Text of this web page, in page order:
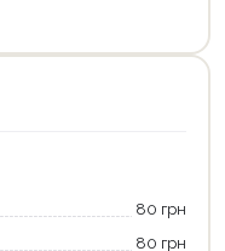
80 грн
80 грн